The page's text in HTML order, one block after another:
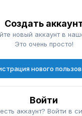
Создать
новый аккаунт в
Это очень просто!
нового
Войти
аккаунт? Войти в